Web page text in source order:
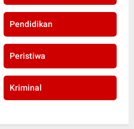
Pendidikan
Peristiwa
Kriminal